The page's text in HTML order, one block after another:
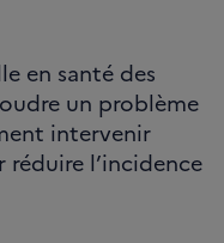
en santé des
un problème
intervenir
l’incidence